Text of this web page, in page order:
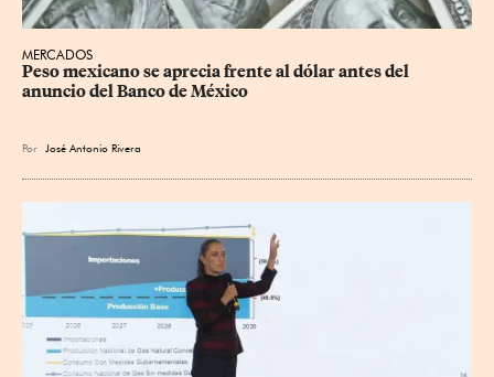
MERCADOS
Peso mexicano se aprecia frente al dólar antes del
anuncio del Banco de México
Por José Antonio Rivera